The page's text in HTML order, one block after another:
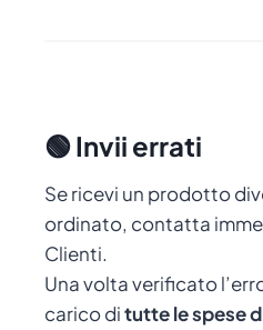
🟢 Invii errati
Se ricevi un prodotto
ordinato, contatta
Clienti.
Una volta verificato
carico ditutte le spese